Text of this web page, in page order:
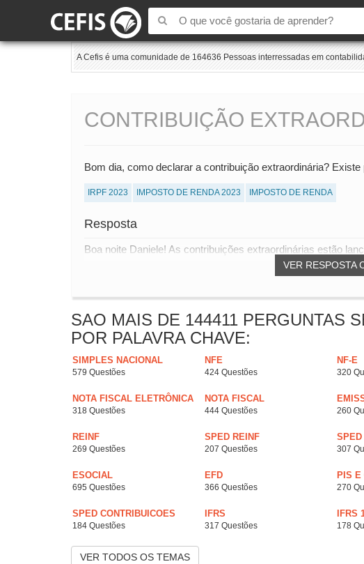
A Cefis é uma comunidade de 164636 Pessoas interressadas em
CONTRIBUIÇÃO
Bom dia, como declarar a contribuição extraordinária?
IRPF 2023 IMPOSTO DE RENDA 2023 IMPOSTO DE RENDA
Resposta
VER RESPOSTA
Boa noite Daniele! As contribuições extraordinárias estão
SAO MAIS DE 144411 PERGUNTAS
POR PALAVRA CHAVE:
SIMPLES NACIONAL
579 Questões
NFE
424 Questões
NF-E
320
NOTA FISCAL ELETRÔNICA
318 Questões
NOTA FISCAL
444 Questões 260
REINF
269 Questões
SPED REINF
207 Questões
SPED
307
ESOCIAL
695 Questões
EFD
366 Questões
PIS E
270
SPED CONTRIBUICOES
184 Questões
IFRS
317 Questões
IFRS
178
VER TODOS OS TEMAS